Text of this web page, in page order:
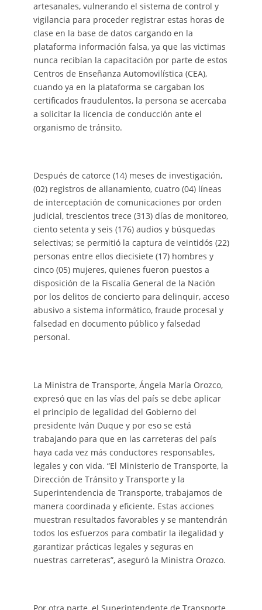
artesanales, vulnerando el sistema de control y
vigilancia para proceder registrar estas horas de
clase en la base de datos cargando en la
plataforma información falsa, ya que las victimas
nunca recibían la capacitación por parte de estos
Centros de Enseñanza Automovilística (CEA),
cuando ya en la plataforma se cargaban los
certificados fraudulentos, la persona se acercaba
a solicitar la licencia de conducción ante el
organismo de tránsito.
Después de catorce (14) meses de investigación,
(02) registros de allanamiento, cuatro (04) líneas
de interceptación de comunicaciones por orden
judicial, trescientos trece (313) días de monitoreo,
ciento setenta y seis (176) audios y búsquedas
selectivas; se permitió la captura de veintidós (22)
personas entre ellos diecisiete (17) hombres y
cinco (05) mujeres, quienes fueron puestos a
disposición de la Fiscalía General de la Nación
por los delitos de concierto para delinquir, acceso
abusivo a sistema informático, fraude procesal y
falsedad en documento público y falsedad
personal.
La Ministra de Transporte, Ángela María Orozco,
expresó que en las vías del país se debe aplicar
el principio de legalidad del Gobierno del
presidente Iván Duque y por eso se está
trabajando para que en las carreteras del país
haya cada vez más conductores responsables,
legales y con vida. “El Ministerio de Transporte, la
Dirección de Tránsito y Transporte y la
Superintendencia de Transporte, trabajamos de
manera coordinada y eficiente. Estas acciones
muestran resultados favorables y se mantendrán
todos los esfuerzos para combatir la ilegalidad y
garantizar prácticas legales y seguras en
nuestras carreteras”, aseguró la Ministra Orozco.